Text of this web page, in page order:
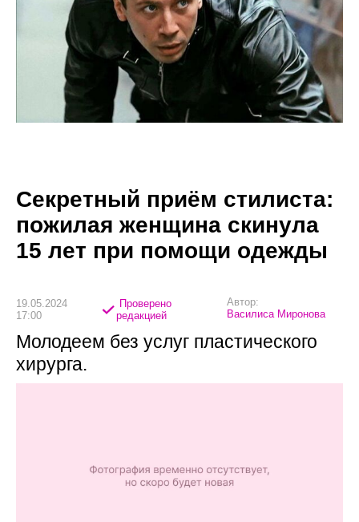
Секретный приём стилиста:
пожилая женщина скинула
15 лет при помощи одежды
19.05.2024
17:00
Проверено
редакцией
Автор:
Василиса Миронова
Молодеем без услуг пластического
хирурга.